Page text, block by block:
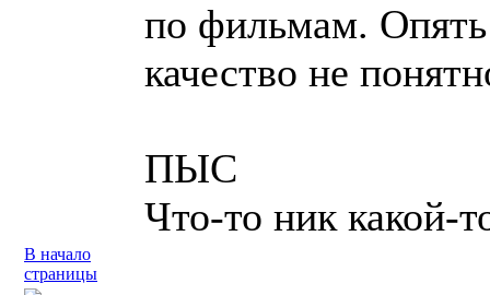
по фильмам.
качество не
ПЫС
Что-то ник какой-
В начало
страницы